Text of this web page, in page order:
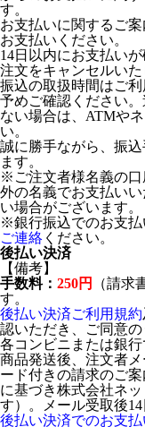
す。
お支払いに関するご
お支払いください。
14日以内にお支払い
注文をキャンセルいた
振込の取扱時間はご
予めご確認ください
ない場合は、ATMや
い。
誠に勝手ながら、振
ます。
※ご注文者様名義の口
外の名義でお支払い
い場合がございます。
※銀行振込でのお支払
ご連絡 ください。
後払い決済
【備考】
手数料： 250円
（請求
す。
後払い決済ご利用規約
認いただき、ご同意の
各コンビニまたは銀行
商品発送後、注文者
ード付きの請求のご
に基づき株式会社ネ
す）。メール受取後
後払い決済でのお支